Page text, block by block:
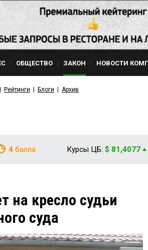
ОБЩЕСТВО ЗАКОН НОВОСТИ
Рейтинги Блоги Архив
4 балла Курсы ЦБ: $ 81,4077
на кресло судьи
суда